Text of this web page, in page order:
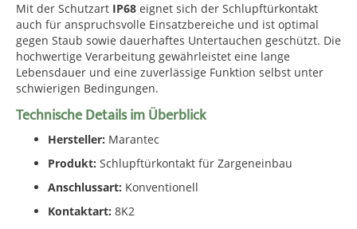
Mit der Schutzart IP68 eignet sich der Schlupftürkontakt
auch für anspruchsvolle Einsatzbereiche und ist optimal
gegen Staub sowie dauerhaftes Untertauchen geschützt. Die
hochwertige Verarbeitung gewährleistet eine lange
Lebensdauer und eine zuverlässige Funktion selbst unter
schwierigen Bedingungen.
Technische Details im Überblick
Hersteller: Marantec
Produkt: Schlupftürkontakt für Zargeneinbau
Anschlussart: Konventionell
Kontaktart: 8K2